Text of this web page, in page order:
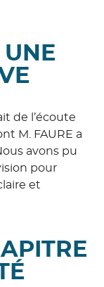
UNE
de l’écoute
M. FAURE a
avons pu
pour
et